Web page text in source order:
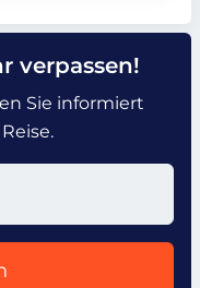
verpassen!
Sie informiert